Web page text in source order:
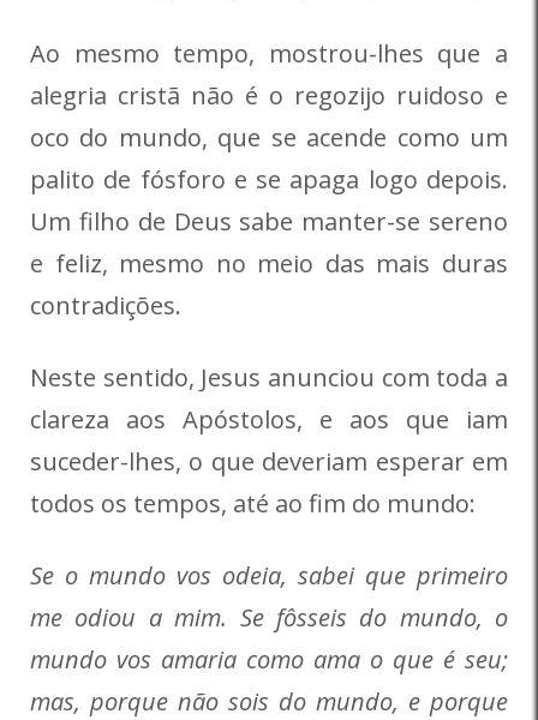
Ao mesmo tempo, mostrou-lhes que a
alegria cristã não é o regozijo ruidoso e
oco do mundo, que se acende como um
palito de fósforo e se apaga logo depois.
Um filho de Deus sabe manter-se sereno
e feliz, mesmo no meio das mais duras
contradições.
Neste sentido, Jesus anunciou com toda a
clareza aos Apóstolos, e aos que iam
suceder-lhes, o que deveriam esperar em
todos os tempos, até ao fim do mundo:
Se o mundo vos odeia, sabei que primeiro
me odiou a mim. Se fôsseis do mundo, o
mundo vos amaria como ama o que é seu;
mas, porque não sois do mundo, e porque